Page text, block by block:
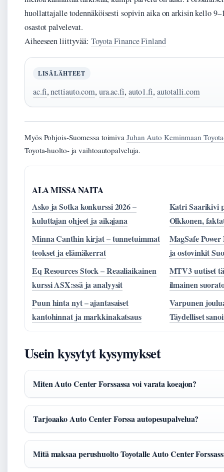
huollattajalle todennäköisesti sopivin aika on arkisin kello
osastot palvelevat.
Aiheeseen liittyvää: Toyota Finance Finland
LISÄLÄHTEET
ac.fi,nettiauto.com, ura.ac.fi, auto1.fi, autotalli.com
Myös Pohjois-Suomessa toimiva Juhan Auto Keminmaan
Toyota-huolto- ja vaihtoautopalveluja.
ALA MISSA NAITA
Asko ja Sotka konkurssi 2026 –
kuluttajan ohjeet ja aikajana
Katri Saarikivi
Olkkonen,
Minna Canthin kirjat – tunnetuimmat
teokset ja elämäkerrat
MagSafe
ja ostovinkit
Eq Resources Stock – Reaaliaikainen
kurssi ASX:ssä ja analyysit
MTV3 uutiset
ilmainen
Puun hinta nyt – ajantasaiset
kantohinnat ja markkinakatsaus
Varpunen
Täydelliset
Usein kysytyt kysymykset
Miten Auto Center Forssassa voi varata koeajon?
Tarjoaako Auto Center Forssa autopesupalvelua?
Mitä maksaa perushuolto Toyotalle Auto Center